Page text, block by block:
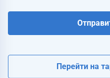
Перейти на